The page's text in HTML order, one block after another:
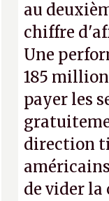
au
chiffre
Une
185
payer les
direction
américains
de vider la